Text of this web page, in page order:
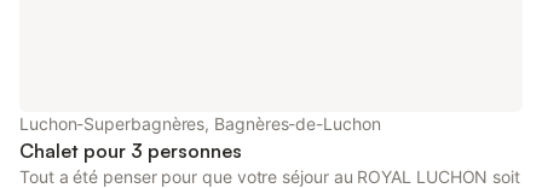
Luchon-Superbagnères, Bagnères-de-Luchon
Chalet pour 3 personnes
Tout a été penser pour que votre séjour au ROYAL LUCHON soit